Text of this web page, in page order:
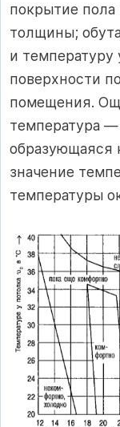
покрытие пола
толщины;
и температуру
поверхности
помещения.
температура —
образующаяся
значение
температуры